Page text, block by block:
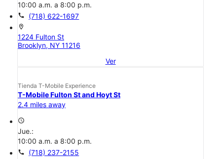
10:00 a.m. a 8:00 p.m.
call (718) 622-1697
location_on
1224 Fulton St
Brooklyn, NY 11216
Ver
Tienda T-Mobile Experience
T-Mobile Fulton St and Hoyt St
2.4 miles away
access_time
Jue.:
10:00 a.m. a 8:00 p.m.
call (718) 237-2155